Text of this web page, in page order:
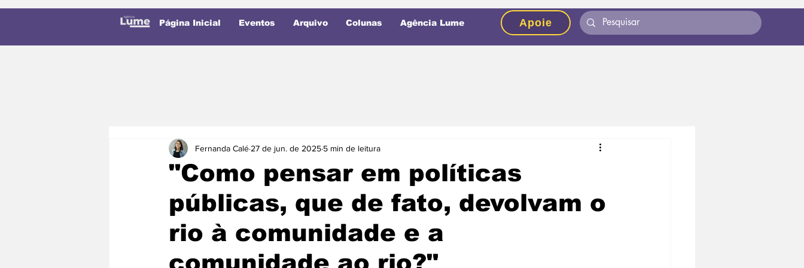
Página Inicial Eventos Arquivo Colunas Agência Lume Apoie
"Como pensar em políticas
públicas, que de fato, devolvam o
rio à comunidade e a
comunidade ao rio?"
Fernanda Calé 27 de jun. de 2025 5 min de leitura